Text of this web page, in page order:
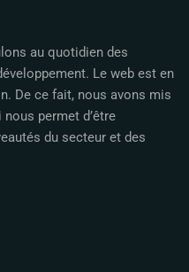
au quotidien des
Le web est en
De ce fait, nous avons mis
permet d’être
du secteur et des